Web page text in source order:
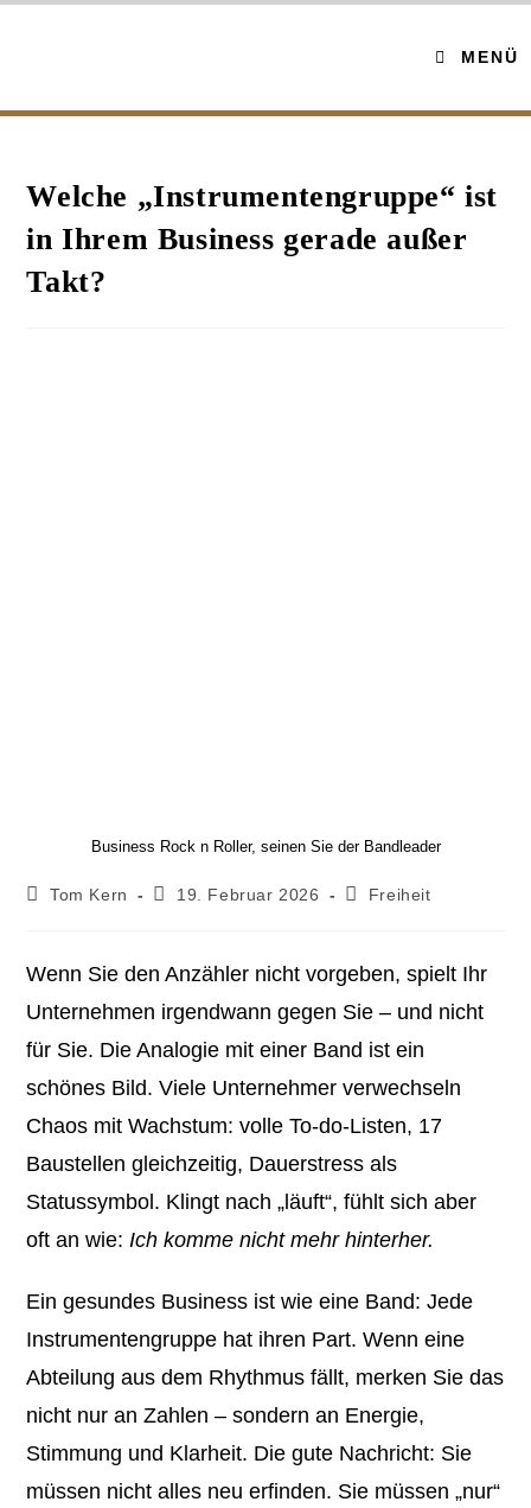
MENÜ
Welche „Instrumentengruppe“ ist
in Ihrem Business gerade außer
Takt?
Business Rock n Roller, seinen Sie der Bandleader
Tom Kern 19. Februar 2026 Freiheit
Wenn Sie den Anzähler nicht vorgeben, spielt Ihr
Unternehmen irgendwann gegen Sie – und nicht
für Sie. Die Analogie mit einer Band ist ein
schönes Bild. Viele Unternehmer verwechseln
Chaos mit Wachstum: volle To-do-Listen, 17
Baustellen gleichzeitig, Dauerstress als
Statussymbol. Klingt nach „läuft“, fühlt sich aber
oft an wie: Ich komme nicht mehr hinterher.
Ein gesundes Business ist wie eine Band: Jede
Instrumentengruppe hat ihren Part. Wenn eine
Abteilung aus dem Rhythmus fällt, merken Sie das
nicht nur an Zahlen – sondern an Energie,
Stimmung und Klarheit. Die gute Nachricht: Sie
müssen nicht alles neu erfinden. Sie müssen „nur“